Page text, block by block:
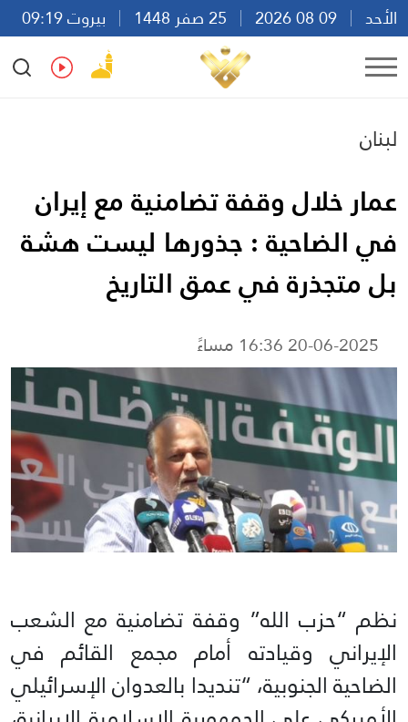
الأحد
بيروت 09:19
Ar
En Fr Es
لبنان
عمار خلال وقفة تضامنية مع إيران
في الضاحية : جذورها ليست هشة
بل متجذرة في عمق التاريخ
20-06-2025 16:36 مساءً
نظم “حزب الله” وقفة تضامنية مع الشعب
الإيراني وقيادته أمام مجمع القائم في
الضاحية الجنوبية، “تنديدا بالعدوان الإسرائيلي